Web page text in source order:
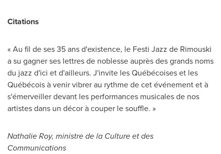
Citations
« Au fil de ses 35 ans d'existence, le Festi Jazz de Rimouski
a su gagner ses lettres de noblesse auprès des grands noms
du jazz d'ici et d'ailleurs. J'invite les Québécoises et les
Québécois à venir vibrer au rythme de cet événement et à
s'émerveiller devant les performances musicales de nos
artistes dans un décor à couper le souffle. »
Nathalie Roy, ministre de la Culture et des
Communications